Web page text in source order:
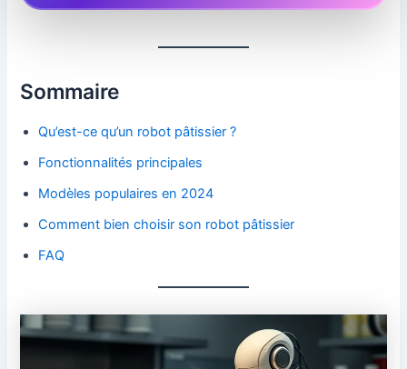
Sommaire
Qu’est-ce qu’un robot pâtissier ?
Fonctionnalités principales
Modèles populaires en 2024
Comment bien choisir son robot pâtissier
FAQ